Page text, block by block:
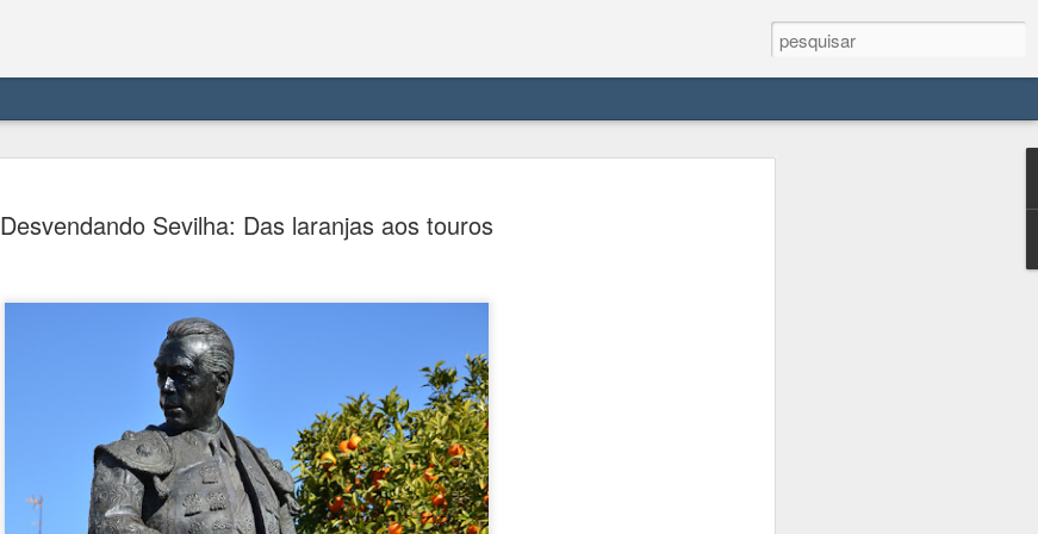
Desvendando Sevilha: Das laranjas aos touros
6
castelo medieval
compacto e dividido em cidade baixa, junto ao lago, e cidade alta,
com castelo e palácio junto à encosta.
Em termos de transporte, Meersburg é uma espécie de linha
divisória nos lugares que visitei no lago. Com o Echte Bodensee
Card, que recebi no hotel ao me hospedar em Lindau, se viajasse
dali para leste o trajeto era gratuito, enquanto para oeste era pago.
A cidade não é servida por trem, restando portanto o ônibus e o